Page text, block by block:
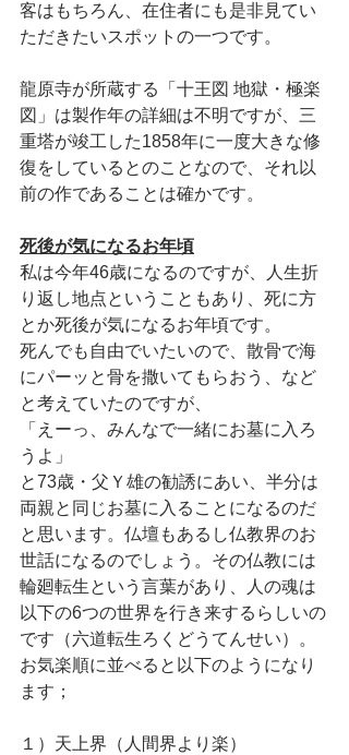
客はもちろん、在住者にも是非見てい
ただきたいスポットの一つです。
龍原寺が所蔵する「十王図 地獄・極楽
図」は製作年の詳細は不明ですが、三
重塔が竣工した1858年に一度大きな修
復をしているとのことなので、それ以
前の作であることは確かです。
死後が気になるお年頃
私は今年46歳になるのですが、人生折
り返し地点ということもあり、死に方
とか死後が気になるお年頃です。
死んでも自由でいたいので、散骨で海
にパーッと骨を撒いてもらおう、など
と考えていたのですが、
「えーっ、みんなで一緒にお墓に入ろ
うよ」
と73歳・父Ｙ雄の勧誘にあい、半分は
両親と同じお墓に入ることになるのだ
と思います。仏壇もあるし仏教界のお
世話になるのでしょう。その仏教には
輪廻転生という言葉があり、人の魂は
以下の6つの世界を行き来するらしいの
です（六道転生ろくどうてんせい）。
お気楽順に並べると以下のようになり
ます；
１）天上界（人間界より楽）